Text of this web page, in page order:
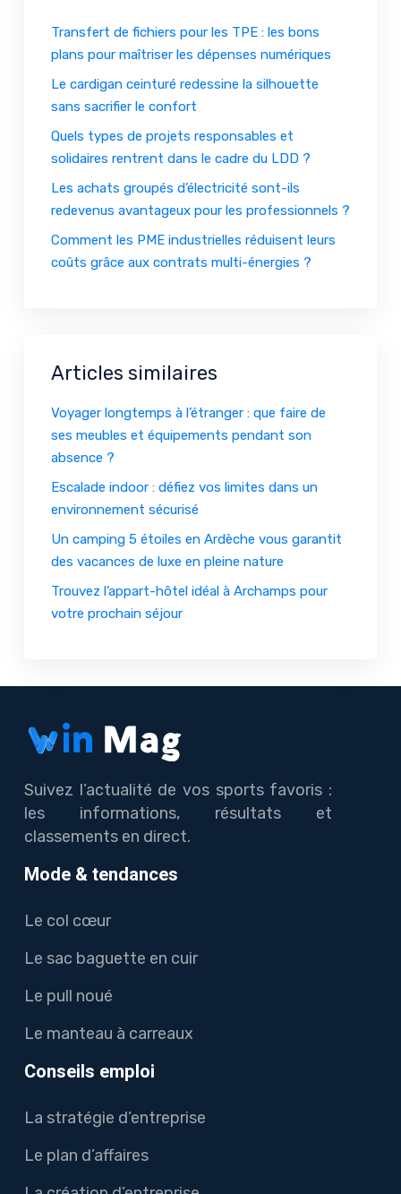
Transfert de fichiers pour les TPE : les bons
plans pour maîtriser les dépenses numériques
Le cardigan ceinturé redessine la silhouette
sans sacrifier le confort
Quels types de projets responsables et
solidaires rentrent dans le cadre du LDD ?
Les achats groupés d’électricité sont-ils
redevenus avantageux pour les professionnels ?
Comment les PME industrielles réduisent leurs
coûts grâce aux contrats multi-énergies ?
Articles similaires
Voyager longtemps à l’étranger : que faire de
ses meubles et équipements pendant son
absence ?
Escalade indoor : défiez vos limites dans un
environnement sécurisé
Un camping 5 étoiles en Ardèche vous garantit
des vacances de luxe en pleine nature
Trouvez l’appart-hôtel idéal à Archamps pour
votre prochain séjour
Suivez l’actualité de vos sports favoris :
les informations, résultats et
classements en direct.
Mode & tendances
Le col cœur
Le sac baguette en cuir
Le pull noué
Le manteau à carreaux
Conseils emploi
La stratégie d’entreprise
Le plan d’affaires